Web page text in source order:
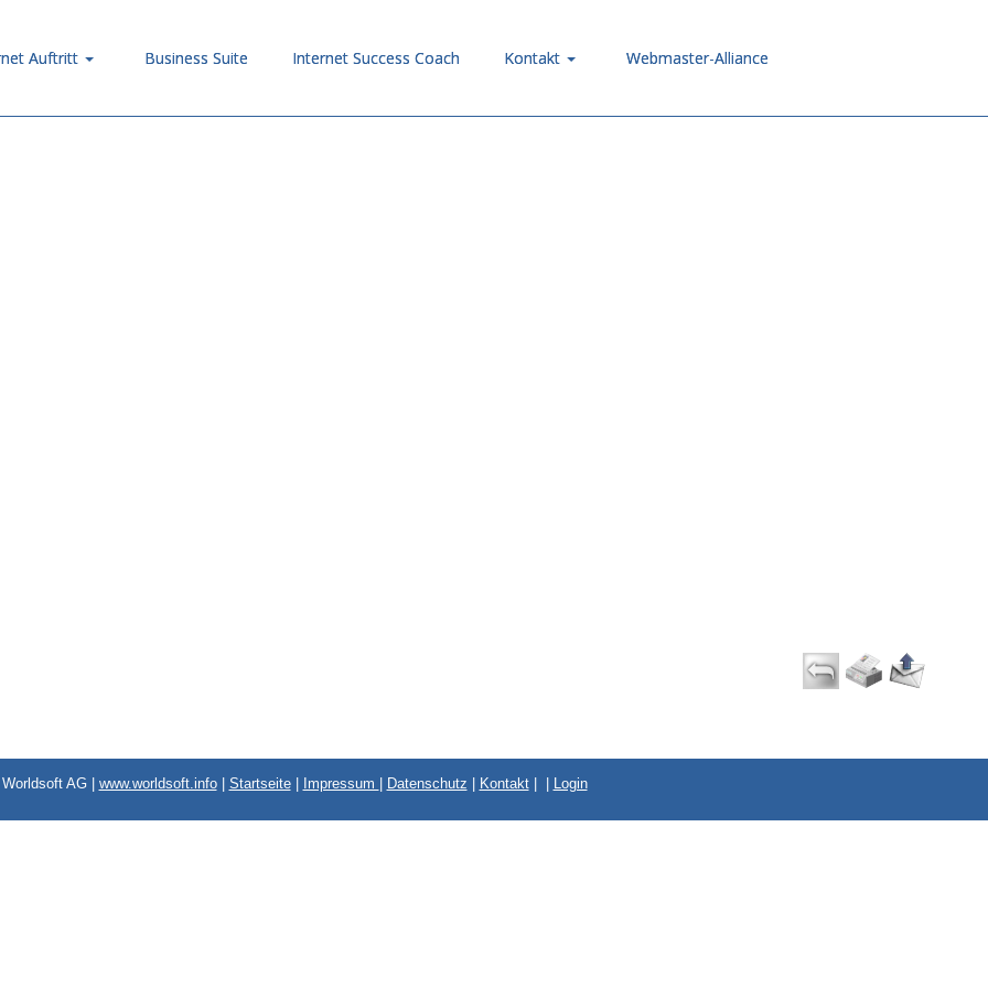
Auftritt Business Suite Internet Success Coach Kontakt Webmaster-Alliance
AG | www.worldsoft.info| Startseite| Impressum Datenschutz Kontakt| Login